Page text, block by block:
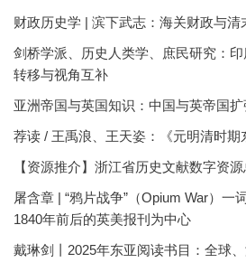
财政历史学 | 滨下武志：海关财政与
剑桥学派、历史人类学、庶民研究：
转移与视角互补
亚洲帝国与英国知识：中国与英帝国
荐读 / 王禹浪、王天姿：《元明清时期
【资源推介】浙江省历史文献数字资
屠含章 | “鸦片战争”（Opium War）
1840年前后的英美报刊为中心
戴琳剑丨2025年东亚阅读书目：全球